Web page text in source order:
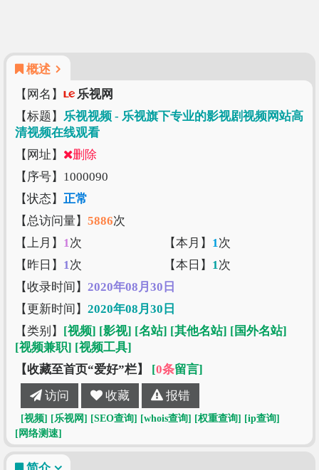
概述
【网名】
乐视网
【标题】 乐视视频 - 乐视旗下专业的影视剧视频网站高
清视频在线观看
【网址】
删除
【序号】1000090
【状态】 正常
【总访问量】 5886次
【上月】 1次 【本月】 1次
【昨日】 1次 【本日】 1次
【收录时间】 2020年08月30日
【更新时间】 2020年08月30日
【类别】 [视频] [影视] [名站] [其他名站] [国外名站]
[视频兼职] [视频工具]
【收藏至首页“爱好”栏】
[0条留言]
访问 收藏 报错
[视频] [乐视网] [SEO查询] [whois查询] [权重查询] [ip查询]
[网络测速]